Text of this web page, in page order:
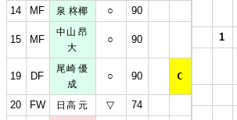
14 MF 泉 柊椰 ○ 90
15 MF
中山 昂
大
○ 90
19 DF
尾崎 優
成
○ 90 C
20 FW 日高 元 ▽ 74
1